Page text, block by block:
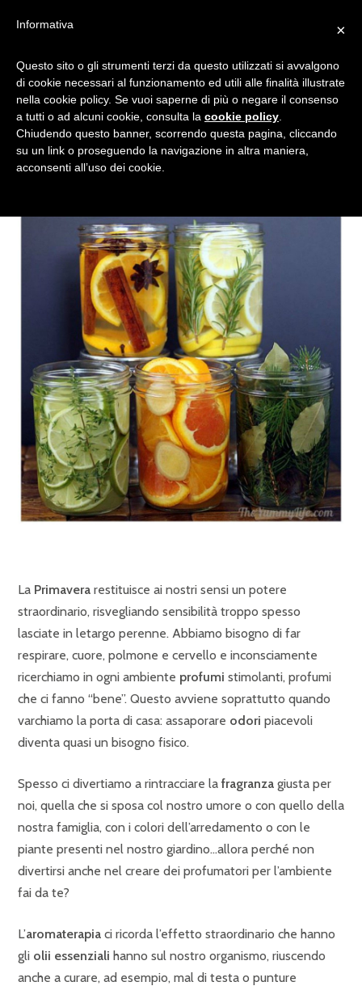
PICCOLI SUGGERIMENTI
PER PORTARE “A CASA” LA
PRIMAVERA
La Primavera restituisce ai nostri sensi un potere
straordinario, risvegliando sensibilità troppo spesso
lasciate in letargo perenne. Abbiamo bisogno di far
respirare, cuore, polmone e cervello e inconsciamente
ricerchiamo in ogni ambiente profumi stimolanti, profumi
che ci fanno “bene”. Questo avviene soprattutto quando
varchiamo la porta di casa: assaporare odori piacevoli
diventa quasi un bisogno fisico.
Spesso ci divertiamo a rintracciare la fragranza giusta per
noi, quella che si sposa col nostro umore o con quello della
nostra famiglia, con i colori dell’arredamento o con le
piante presenti nel nostro giardino…allora perché non
divertirsi anche nel creare dei profumatori per l’ambiente
fai da te?
L’aromaterapia ci ricorda l’effetto straordinario che hanno
gli olii essenziali hanno sul nostro organismo, riuscendo
anche a curare, ad esempio, mal di testa o punture
×
Informativa
Questo sito o gli strumenti terzi da questo utilizzati si avvalgono
di cookie necessari al funzionamento ed utili alle finalità illustrate
nella cookie policy. Se vuoi saperne di più o negare il consenso
a tutti o ad alcuni cookie, consulta la cookie policy
Chiudendo questo banner, scorrendo questa pagina, cliccando
su un link o proseguendo la navigazione in altra maniera,
acconsenti all’uso dei cookie.